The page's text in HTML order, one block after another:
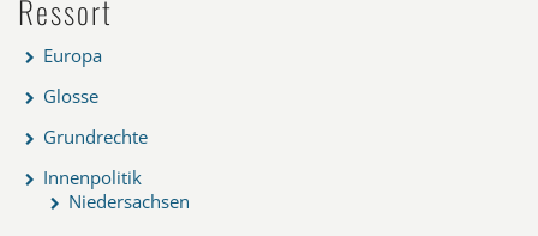
Ressort
Europa
Glosse
Grundrechte
Innenpolitik
Niedersachsen